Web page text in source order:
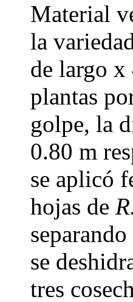
Material
la
de largo x
plantas
golpe, la
0.80 m
se aplicó
hojas de
se
tres